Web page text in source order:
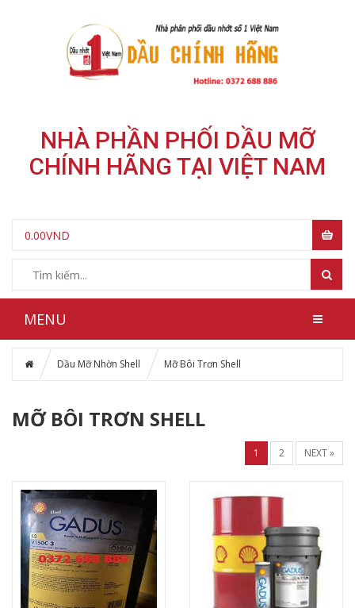
NHÀ PHẦN PHỐI DẦU MỠ
CHÍNH HÃNG TẠI VIỆT NAM
0.00VND
MENU
Dầu Mỡ Nhờn Shell Mỡ Bôi Trơn Shell
MỠ BÔI TRƠN SHELL
1 2 NEXT »